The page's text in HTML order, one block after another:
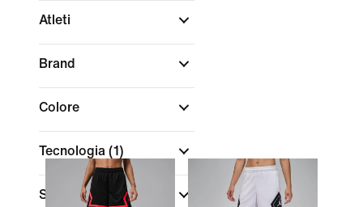
Atleti
Brand
Colore
Tecnologia (1)
Sconti e offerte